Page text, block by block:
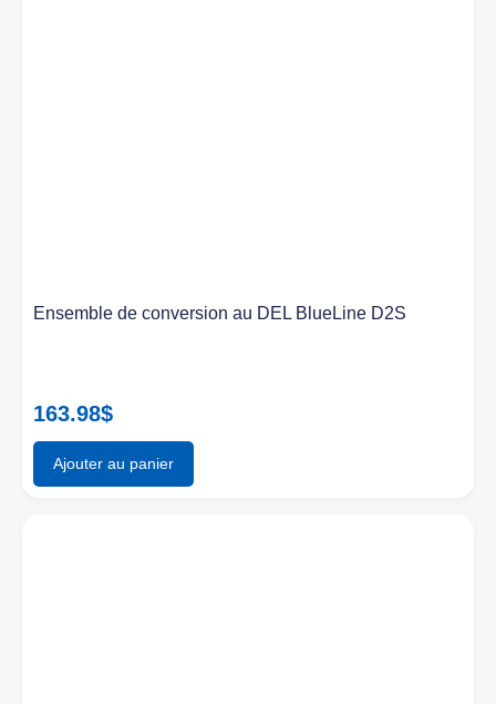
Ensemble de conversion au DEL BlueLine D2S
163.98$
Ajouter au panier